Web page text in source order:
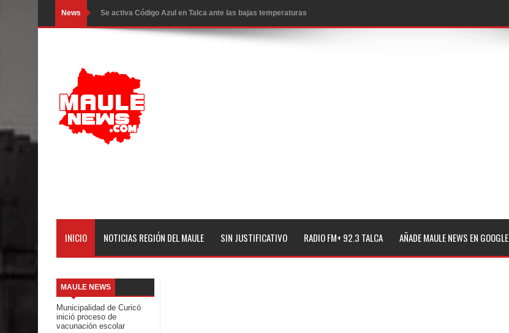
News Se activa Código Azul en Talca ante las bajas temperaturas
GORE Maule figura tercero a nivel nacional en gasto por viajes y traslados con $133 millones
Temporal obliga a cerrar anticipadamente la Fiesta del Chancho en Talca tras caída de ramas cerca de carpas
Miles llegan a la Plaza de Armas de Talca en el inicio de la Fiesta del Chancho 2026
Torneo de Asadores reúne a 13 equipos en la Fiesta del Chancho 2026 en Talca
Departamento Comunal de Salud de Curicó desarrollará jornada de vacunación contra la Influenza y otros
virus respiratorios
Banda linarense Los Remembers regresa de Brasil tras impulsar un intercambio musical y pedagógico con
comunidades escolares
INICIO NOTICIAS REGIÓN DEL MAULE SIN JUSTIFICATIVO RADIO FM+ 92.3 TALCA AÑADE MAULE NEWS EN GOOGLE
MAULE NEWS
Municipalidad de Curicó
inició proceso de
vacunación escolar